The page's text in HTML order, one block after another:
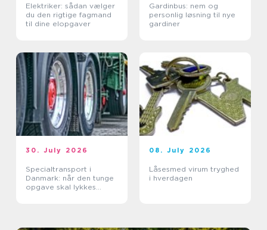
Elektriker: sådan vælger
du den rigtige fagmand
til dine elopgaver
Gardinbus: nem og
personlig løsning til nye
gardiner
30. July 2026
Specialtransport i
Danmark: når den tunge
opgave skal lykkes
08. July 2026
Låsesmed virum tryghed
i hverdagen